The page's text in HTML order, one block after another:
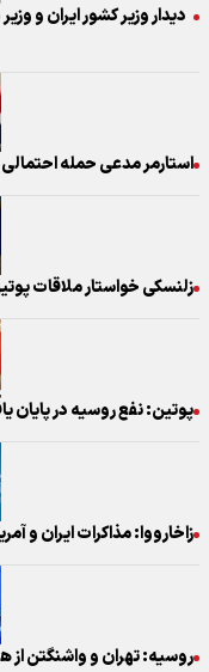
دیدار وزیر کشور ایران و
استارمر مدعی حمله احتمالی
زلنسکی خواستار ملاقات
پوتین: نفع روسیه در پایان
زاخارووا: مذاکرات ایران و
روسیه: تهران و واشنگتن از